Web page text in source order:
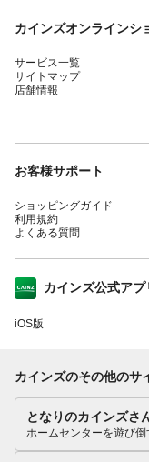
カインズオンラインシ
サービス一覧
サイトマップ
店舗情報
お客様サポート
ショッピングガイド
利用規約
よくある質問
カインズ公式アプ
iOS版
カインズのその他のサ
となりのカインズさ
ホームセンターを遊び倒